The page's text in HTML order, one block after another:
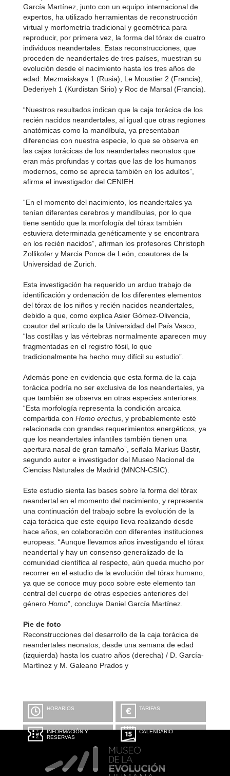
García Martínez, junto con un equipo internacional de
expertos, ha utilizado herramientas de reconstrucción
virtual y morfometría tradicional y geométrica para
reproducir, por primera vez, la forma del tórax de cuatro
individuos neandertales. Estas reconstrucciones, que
proceden de neandertales de tres países, muestran su
evolución desde el nacimiento hasta los tres años de
edad: Mezmaiskaya 1 (Rusia), Le Moustier 2 (Francia),
Dederiyeh 1 (Kurdistan Sirio) y Roc de Marsal (Francia).
“Nuestros resultados indican que la caja torácica de los
recién nacidos neandertales, al igual que otras regiones
anatómicas como la mandíbula, ya presentaban
diferencias con nuestra especie, lo que se observa en
las cajas torácicas de los neandertales neonatos que
eran más profundas y cortas que las de los humanos
modernos, como se aprecia también en los adultos”,
afirma el investigador del CENIEH.
“En el momento del nacimiento, los neandertales ya
tenían diferentes cerebros y mandíbulas, por lo que
tiene sentido que la morfología del tórax también
estuviera determinada genéticamente y se encontrara
en los recién nacidos”, afirman los profesores Christoph
Zollikofer y Marcia Ponce de León, coautores de la
Universidad de Zurich.
Esta investigación ha requerido un arduo trabajo de
identificación y ordenación de los diferentes elementos
del tórax de los niños y recién nacidos neandertales,
debido a que, como explica Asier Gómez-Olivencia,
coautor del artículo de la Universidad del País Vasco,
“las costillas y las vértebras normalmente aparecen muy
fragmentadas en el registro fósil, lo que
tradicionalmente ha hecho muy difícil su estudio”.
Además pone en evidencia que esta forma de la caja
torácica podría no ser exclusiva de los neandertales, ya
que también se observa en otras especies anteriores.
“Esta morfología representa la condición arcaica
compartida con Homo erectus, y probablemente esté
relacionada con grandes requerimientos energéticos, ya
que los neandertales infantiles también tienen una
apertura nasal de gran tamaño”, señala Markus Bastir,
segundo autor e investigador del Museo Nacional de
Ciencias Naturales de Madrid (MNCN-CSIC).
Este estudio sienta las bases sobre la forma del tórax
neandertal en el momento del nacimiento, y representa
una continuación del trabajo sobre la evolución de la
caja torácica que este equipo lleva realizando desde
hace años, en colaboración con diferentes instituciones
europeas. “Aunque llevamos años investigando el tórax
neandertal y hay un consenso generalizado de la
comunidad científica al respecto, aún queda mucho por
recorrer en el estudio de la evolución del tórax humano,
ya que se conoce muy poco sobre este elemento tan
central del cuerpo de otras especies anteriores del
género Homo”, concluye Daniel García Martínez.
Pie de foto
Reconstrucciones del desarrollo de la caja torácica de
neandertales neonatos, desde una semana de edad
(izquierda) hasta los cuatro años (derecha) / D. García-
Martínez y M. Galeano Prados y
HORARIOS TARIFAS
INFORMACIÓN Y
RESERVAS
CALENDARIO